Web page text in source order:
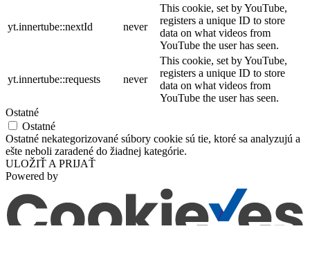
yt.innertube::nextId never
This cookie, set by YouTube,
registers a unique ID to store
data on what videos from
YouTube the user has seen.
yt.innertube::requests never
This cookie, set by YouTube,
registers a unique ID to store
data on what videos from
YouTube the user has seen.
Ostatné
Ostatné
Ostatné nekategorizované súbory cookie sú tie, ktoré sa analyzujú a
ešte neboli zaradené do žiadnej kategórie.
ULOŽIŤ A PRIJAŤ
Powered by